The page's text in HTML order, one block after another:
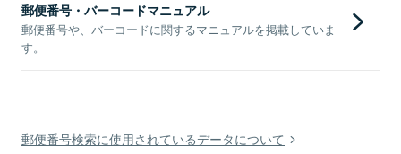
郵便番号・バーコードマニュアル
郵便番号や、バーコードに関するマニュアルを掲載していま
す。
郵便番号検索に使用されているデータについて